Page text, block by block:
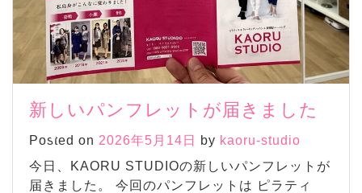
新しいパンフレットが届きました
Posted on 2026年5月14日 by kaoru-studio
今日、KAORU STUDIOの新しいパンフレットが
届きました。 今回のパンフレットは ピラティ